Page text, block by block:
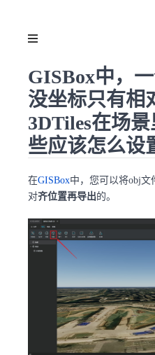
GISBox中，
没坐标只有相
3DTiles在场
些应该怎么设
在GISBox中，您可以将obj文
对齐位置再导出的。